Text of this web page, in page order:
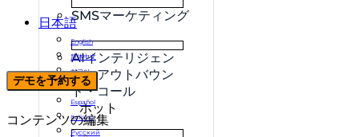
SMSマーケティング
AIインテリジェン
ト・アウトバウン
ド・コール
ホット
日本語
English
简体中文
한국어
Français
Español
Italiano
Русский
デモを予約する
コンテンツの編集